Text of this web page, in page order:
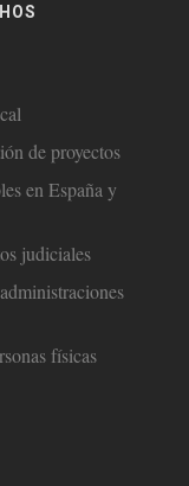
de proyectos
en España y
judiciales
físicas